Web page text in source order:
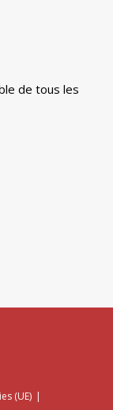
de tous les
(UE)